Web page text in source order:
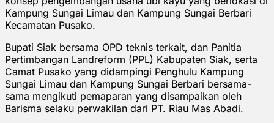
Kampung Sungai Limau dan Kampung Sungai Berbari
Kecamatan Pusako.
Bupati Siak bersama OPD teknis terkait, dan Panitia
Pertimbangan Landreform (PPL) Kabupaten Siak, serta
Camat Pusako yang didampingi Penghulu Kampung
Sungai Limau dan Kampung Sungai Berbari bersama-
sama mengikuti pemaparan yang disampaikan oleh
Barisma selaku perwakilan dari PT. Riau Mas Abadi.